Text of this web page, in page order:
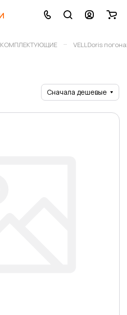
КОМПЛЕКТУЮЩИЕ – VELLDoris
Сначала дешевые